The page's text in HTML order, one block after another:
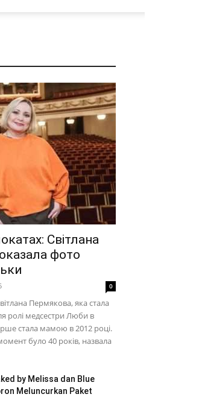
Світлана
фото
0
Пермякова, яка стала
ролі медсестри Люби в
стала мамою в 2012 році.
було 40 років, назвала
by Melissa dan Blue
Meluncurkan Paket